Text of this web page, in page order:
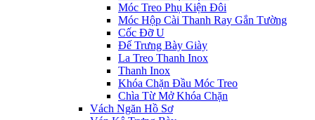
Móc Treo Phụ Kiện Đôi
Móc Hộp Cài Thanh Ray Gắn Tường
Cốc Đỡ U
Đế Trưng Bày Giày
La Treo Thanh Inox
Thanh Inox
Khóa Chặn Đầu Móc Treo
Chìa Từ Mở Khóa Chặn
Vách Ngăn Hồ Sơ